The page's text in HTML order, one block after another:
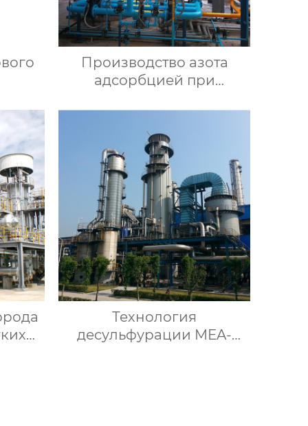
Производство азота
адсорбцией при
Технология
десульфурации MEA-